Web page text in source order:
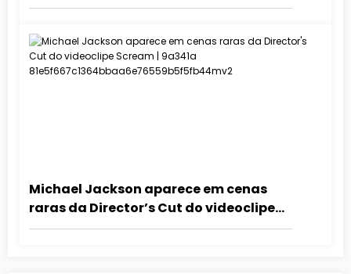
2027 e o início de 2028!
Michael Jackson aparece em cenas
raras da Director’s Cut do videoclipe
Scream